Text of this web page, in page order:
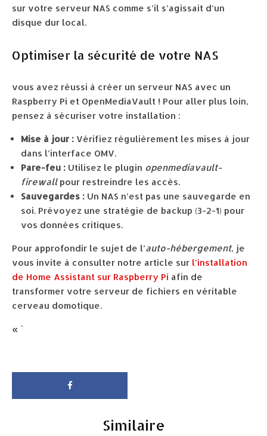
sur votre serveur NAS comme s’il s’agissait d’un
disque dur local.
Optimiser la sécurité de votre NAS
vous avez réussi à créer un serveur NAS avec un
Raspberry Pi et OpenMediaVault ! Pour aller plus loin,
pensez à sécuriser votre installation :
Mise à jour : Vérifiez régulièrement les mises à jour
dans l’interface OMV.
Pare-feu : Utilisez le plugin openmediavault-
firewallpour restreindre les accès.
Sauvegardes : Un NAS n’est pas une sauvegarde en
soi. Prévoyez une stratégie de backup (3-2-1) pour
vos données critiques.
Pour approfondir le sujet de l’auto-hébergement, je
vous invite à consulter notre article sur l’installation
de Home Assistant sur Raspberry Pi afin de
transformer votre serveur de fichiers en véritable
cerveau domotique.
« `
Similaire